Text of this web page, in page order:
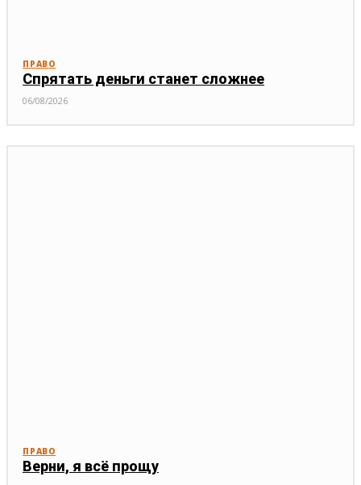
ПРАВО
Спрятать деньги станет сложнее
06/08/2026
ПРАВО
Верни, я всё прощу